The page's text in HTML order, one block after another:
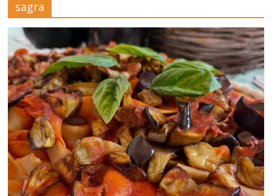
Mensile
di
arte,
cultura,
turismo
e
curiosità
sagra